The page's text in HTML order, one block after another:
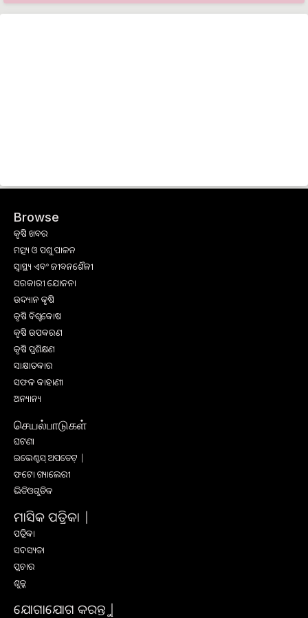
Browse
କୃଷି ଖବର
ମତ୍ସ୍ୟ ଓ ପଶୁ ପାଳନ
ସ୍ୱାସ୍ଥ୍ୟ ଏବଂ ଜୀବନଶୈଳୀ
ସରକାରୀ ଯୋଜନା
ଉଦ୍ୟାନ କୃଷି
କୃଷି ବିଶ୍ବକୋଷ
କୃଷି ଉପକରଣ
କୃଷି ପ୍ରଶିକ୍ଷଣ
ସାକ୍ଷାତକାର
ସଫଳ କାହାଣୀ
ଅନ୍ୟାନ୍ୟ
செயல்பாடுகள்
ଘଟଣା
ଇଭେଣ୍ଟସ୍ ଅପଡେଟ୍ |
ଫଟୋ ଗ୍ୟାଲେରୀ
ଭିଡିଓଗୁଡିକ
ମାସିକ ପତ୍ରିକା |
ପତ୍ରିକା
ସଦସ୍ୟତା
ପ୍ରଚାର
ଶୁଳ୍କ
ଯୋଗାଯୋଗ କରନ୍ତୁ |